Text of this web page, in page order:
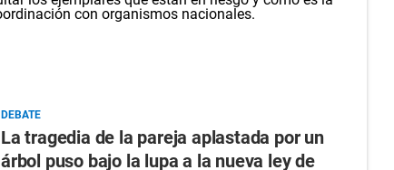
DEBATE
La tragedia de la pareja aplastada por un
árbol puso bajo la lupa a la nueva ley de